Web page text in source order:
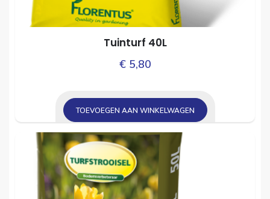
Tuinturf 40L
€5,80
TOEVOEGEN AAN WINKELWAGEN